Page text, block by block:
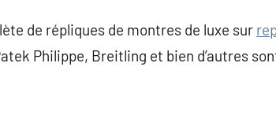
de répliques de montres de luxe sur
Philippe, Breitling et bien d’autres